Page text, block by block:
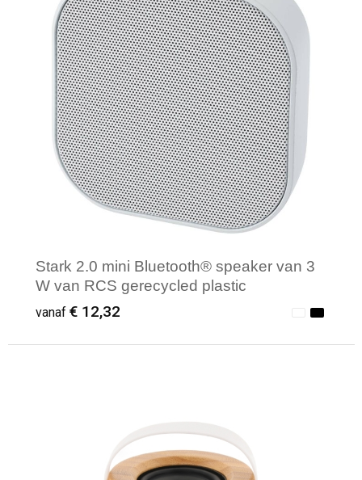
Stark 2.0 mini Bluetooth® speaker van 3
W van RCS gerecycled plastic
vanaf € 12,32